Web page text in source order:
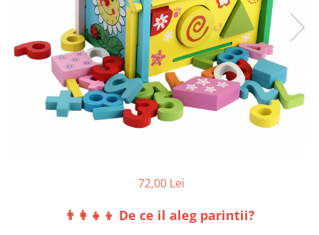
72,00 Lei
👨‍👩‍👧‍👦 De ce il aleg parintii?